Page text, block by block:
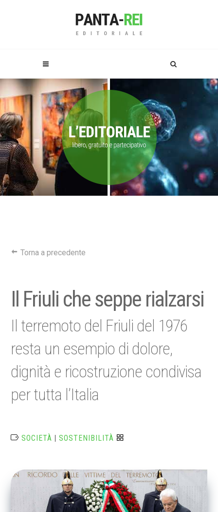
Torna a precedente
Il Friuli che seppe rialzarsi
Il terremoto del Friuli del 1976
resta un esempio di dolore,
dignità e ricostruzione condivisa
per tutta l’Italia
SOCIETÀ |SOSTENIBILITÀ